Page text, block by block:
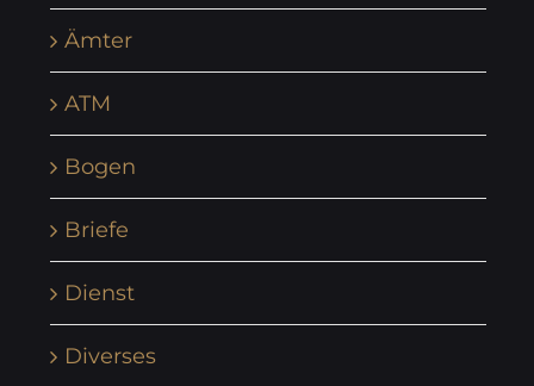
Ämter
ATM
Bogen
Briefe
Dienst
Diverses